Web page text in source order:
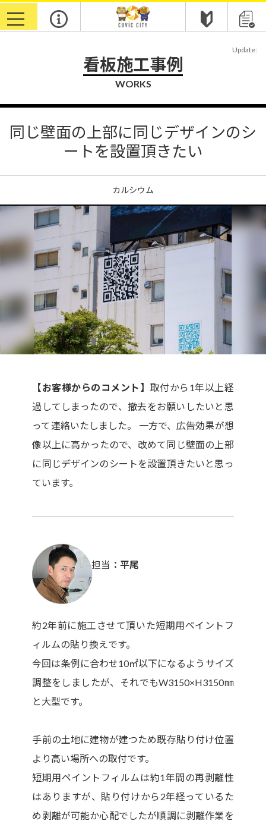
toggle
navigation
Update:
看板施工事例
WORKS
同じ壁面の上部に同じデザインのシ
ートを設置頂きたい
カルシウム
【お客様からのコメント】 取付から1年以上経
過してしまったので、撤去をお願いしたいと思
って連絡いたしました。 一方で、広告効果が想
像以上に高かったので、改めて同じ壁面の上部
に同じデザインのシートを設置頂きたいと思っ
ています。
担当 平尾
約2年前に施工させて頂いた短期用ペイントフ
ィルムの貼り換えです。
今回は条例に合わせ10㎡以下になるようサイズ
調整をしましたが、それでもW3150×H3150㎜
と大型です。
手前の土地に建物が建つため既存貼り付け位置
より高い場所への取付です。
短期用ペイントフィルムは約1年間の再剥離性
はありますが、貼り付けから2年経っているた
め剥離が可能か心配でしたが順調に剥離作業を